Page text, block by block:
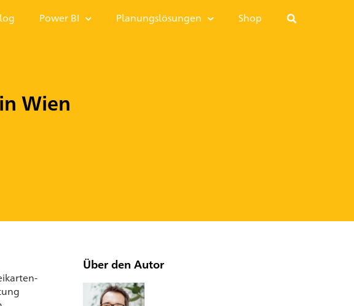
Power BI Planungslösungen Shop
Wien
Über den Autor